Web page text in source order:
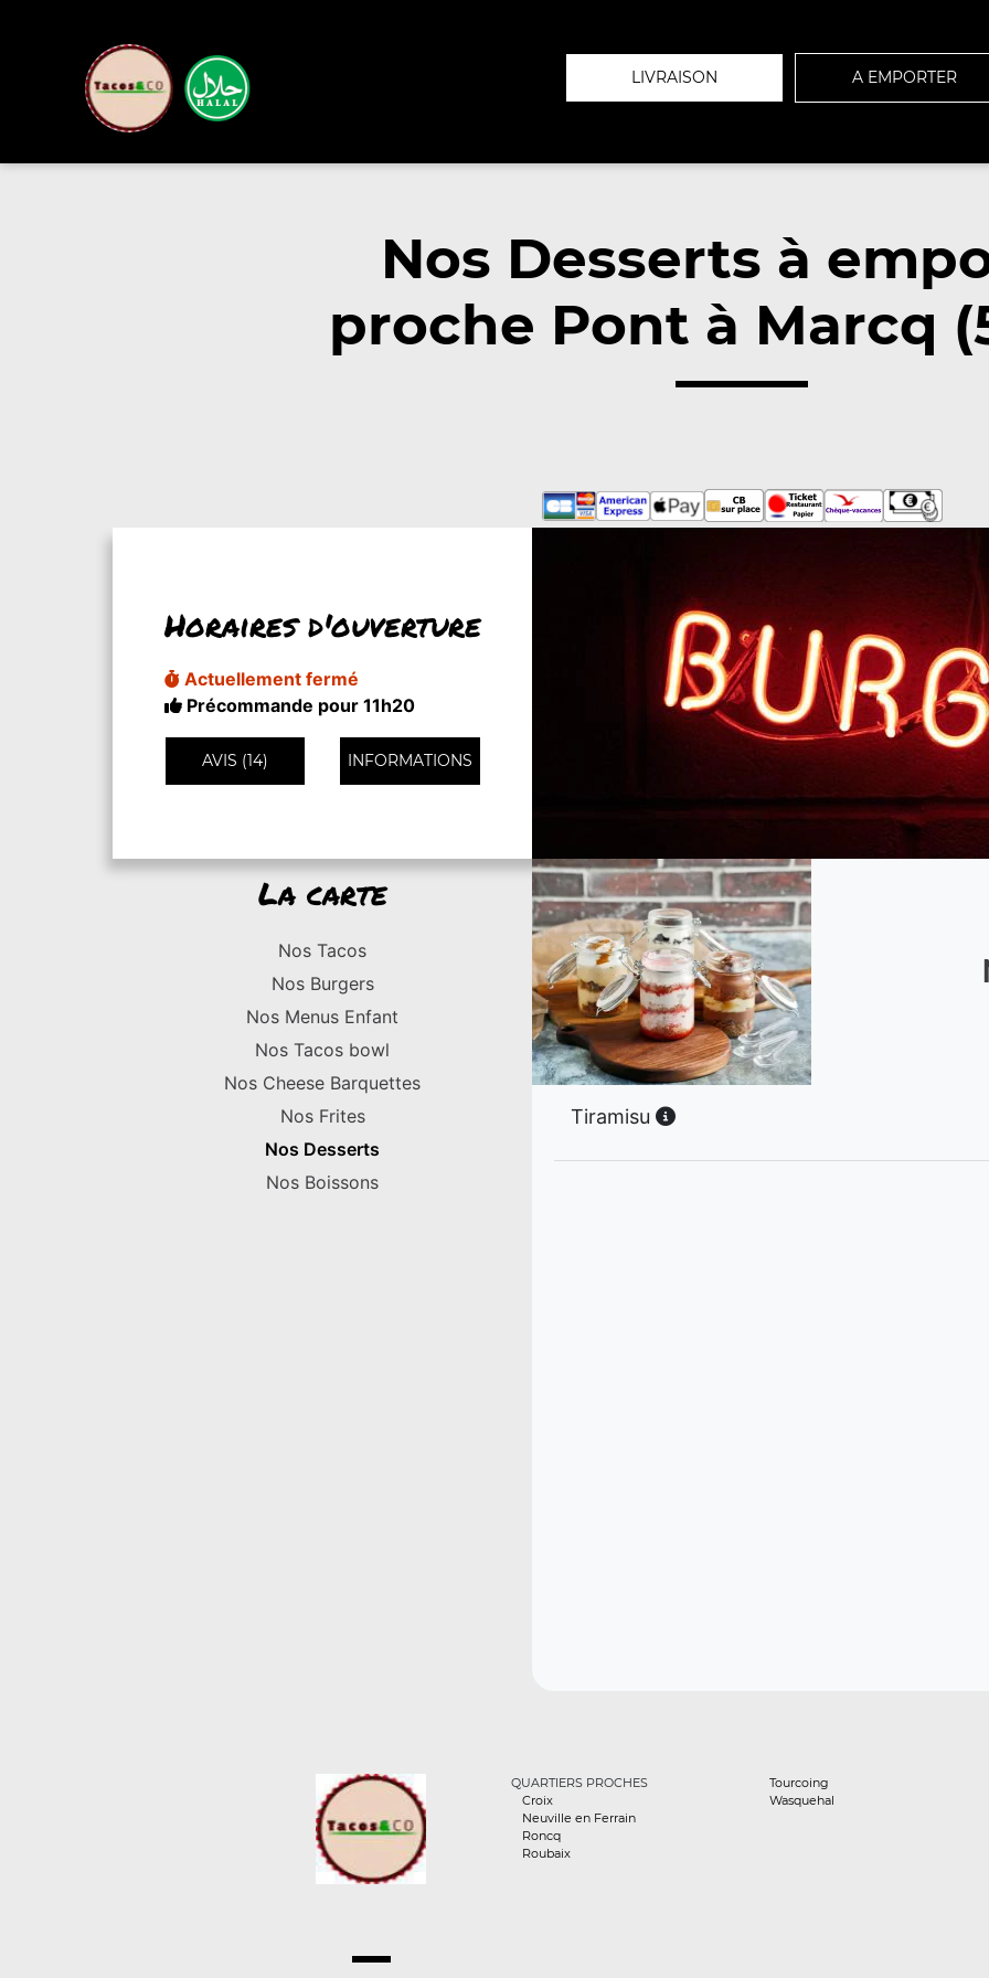
LIVRAISON A EMPORTER
Nos Desserts à
proche Pont à Marcq
Horaires d'ouverture
Actuellement fermé
Précommande pour 11h20
AVIS (14) INFORMATIONS
La carte
Nos Tacos
Nos Burgers
Nos Menus Enfant
Nos Tacos bowl
Nos Cheese Barquettes
Nos Frites
Nos Desserts
Nos Boissons
Tiramisu
QUARTIERS PROCHES
Croix
Neuville en Ferrain
Roncq
Roubaix
Tourcoing
Wasquehal